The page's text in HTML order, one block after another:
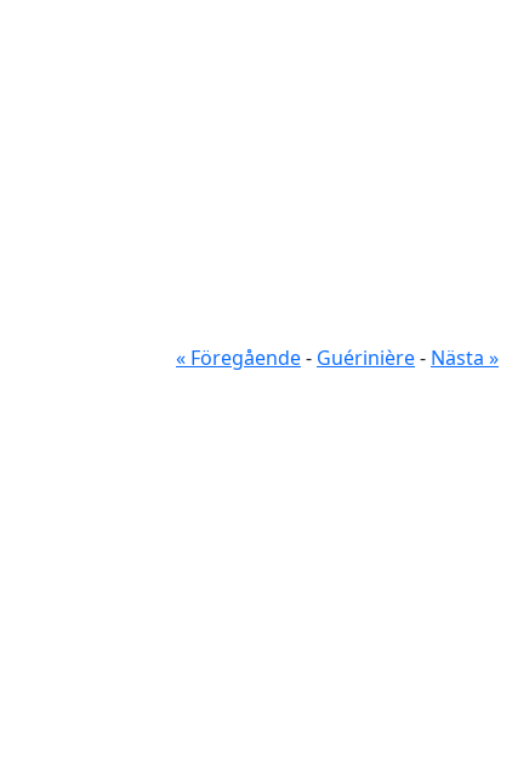
« Föregående- Guérinière- Nästa »